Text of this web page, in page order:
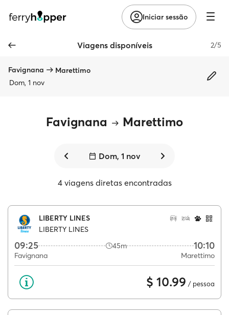
Iniciar sessão
Viagens disponíveis 2/5
Favignana
Marettimo
Dom, 1 nov
Favignana Marettimo
Dom, 1 nov
4 viagens diretas encontradas
LIBERTY LINES
LIBERTY LINES
09:25 45m 10:10
Favignana Marettimo
$ 10.99 / pessoa